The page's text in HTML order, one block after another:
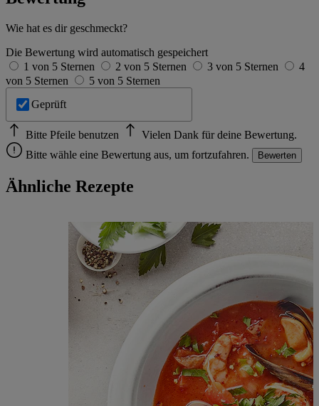
Wie hat es dir geschmeckt?
Die Bewertung wird automatisch gespeichert
1 von 5 Sternen
2 von 5 Sternen 3 von 5 Sternen
4
von 5 Sternen
5 von 5 Sternen
Geprüft
Bitte Pfeile benutzen
Vielen Dank für deine Bewertung.
Bitte wähle eine Bewertung aus, um fortzufahren.
Bewerten
Ähnliche Rezepte
im Impressum